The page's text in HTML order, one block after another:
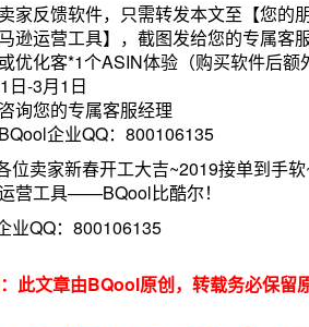
家反馈软件，只需转发本文至【您的
逊运营工具】，截图发给您的专属客
优化客*1个ASIN体验（购买软件后额
日-3月1日
询您的专属客服经理
企业QQ：800106135
位卖家新春开工大吉~2019接单到手
营工具——BQool比酷尔！
业QQ：800106135
此文章由BQool原创，转载务必保留